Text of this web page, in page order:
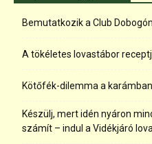
Bemutatkozik a Club
A tökéletes lovastábor
Kötőfék-dilemma a karámban
Készülj, mert idén nyáron
számít – indul a Vidékjáró